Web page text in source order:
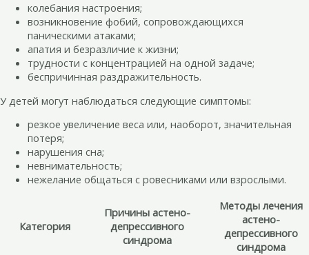
колебания настроения;
возникновение фобий, сопровождающихся
паническими атаками;
апатия и безразличие к жизни;
трудности с концентрацией на одной задаче;
беспричинная раздражительность.
У детей могут наблюдаться следующие симптомы:
резкое увеличение веса или, наоборот, значительная
потеря;
нарушения сна;
невнимательность;
нежелание общаться с ровесниками или взрослыми.
Категория
Причины астено-
депрессивного
синдрома
Методы лечения
астено-
депрессивного
синдрома